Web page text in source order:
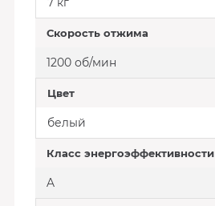
Скорость отжима
1200 об/мин
Цвет
белый
Класс энергоэффективности
A